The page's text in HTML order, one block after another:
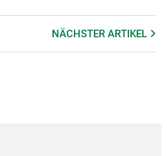
NÄCHSTERARTIKEL